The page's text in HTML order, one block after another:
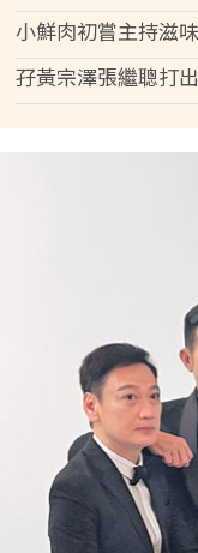
小鮮肉初嘗主持滋
孖黃宗澤張繼聰打